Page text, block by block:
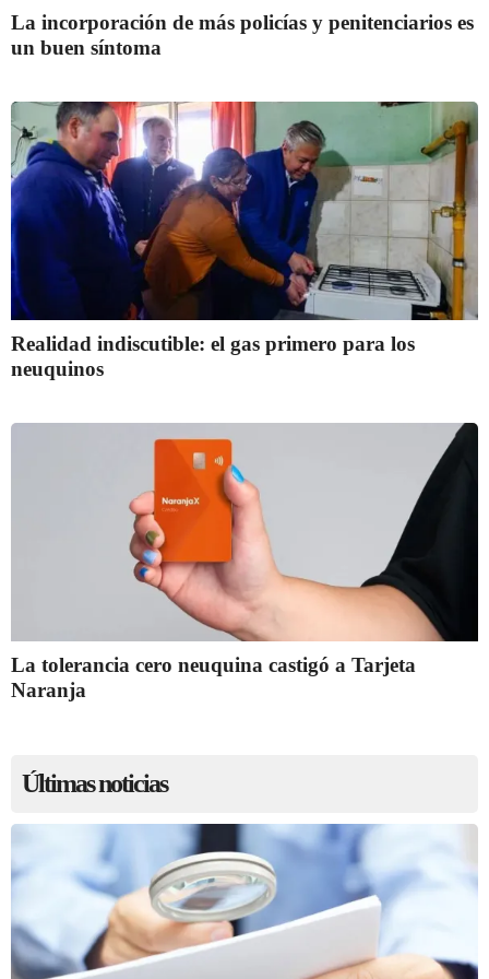
La incorporación de más policías y penitenciarios es
un buen síntoma
Realidad indiscutible: el gas primero para los
neuquinos
La tolerancia cero neuquina castigó a Tarjeta
Naranja
Últimas noticias